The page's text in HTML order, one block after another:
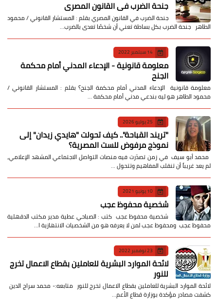
جنحة الضرب في القانون المصري
جنحة الضرب في القانون المصري بقلم : المستشار القانوني / محمود
الطاهر جنحة الضرب بكل بساطة تعني أن شخصًا تعدى بالضرب…
14 سبتمبر 2022
معلومة قانونية - الإدعاء المدني أمام محكمة
الجنح
معلومة قانونية الإدعاء المدني أمام محكمة الجنح؟ بقلم : المستشار القانوني /
محمود الطاهر هو ليه بندعي مدني أمام محكمة …
25 يوليو 2026
​"تريند القباحة".. كيف تحولت "هايدي زيدان" إلى
نموذج مرفوض للست المصرية؟
​ محمد أبو سيف ​في زمن تصدّرت فيه منصات التواصل الاجتماعي المشهد الإعلامي،
لم يعد غريباً أن تنقلب المفاهيم وتتحول …
10 يونيو 2021
شخصية محفوظ عجب
شخصية محفوظ عجب كتب : الصباحي عطية مدير مكتب الدقهلية
محفوظ عجب ومحفوظ عجب لمن لا يعرفه هو من الشخصيات الانتهازية ا…
23 نوفمبر 2022
لائحة الموارد البشرية للعاملين بقطاع الاعمال تخرج
للنور
لائحة الموارد البشرية للعاملين بقطاع الاعمال تخرج للنور متابعه:- محمد سراج الدين
كشفت مصادر مؤكدة بوزارة قطاع الأعم…